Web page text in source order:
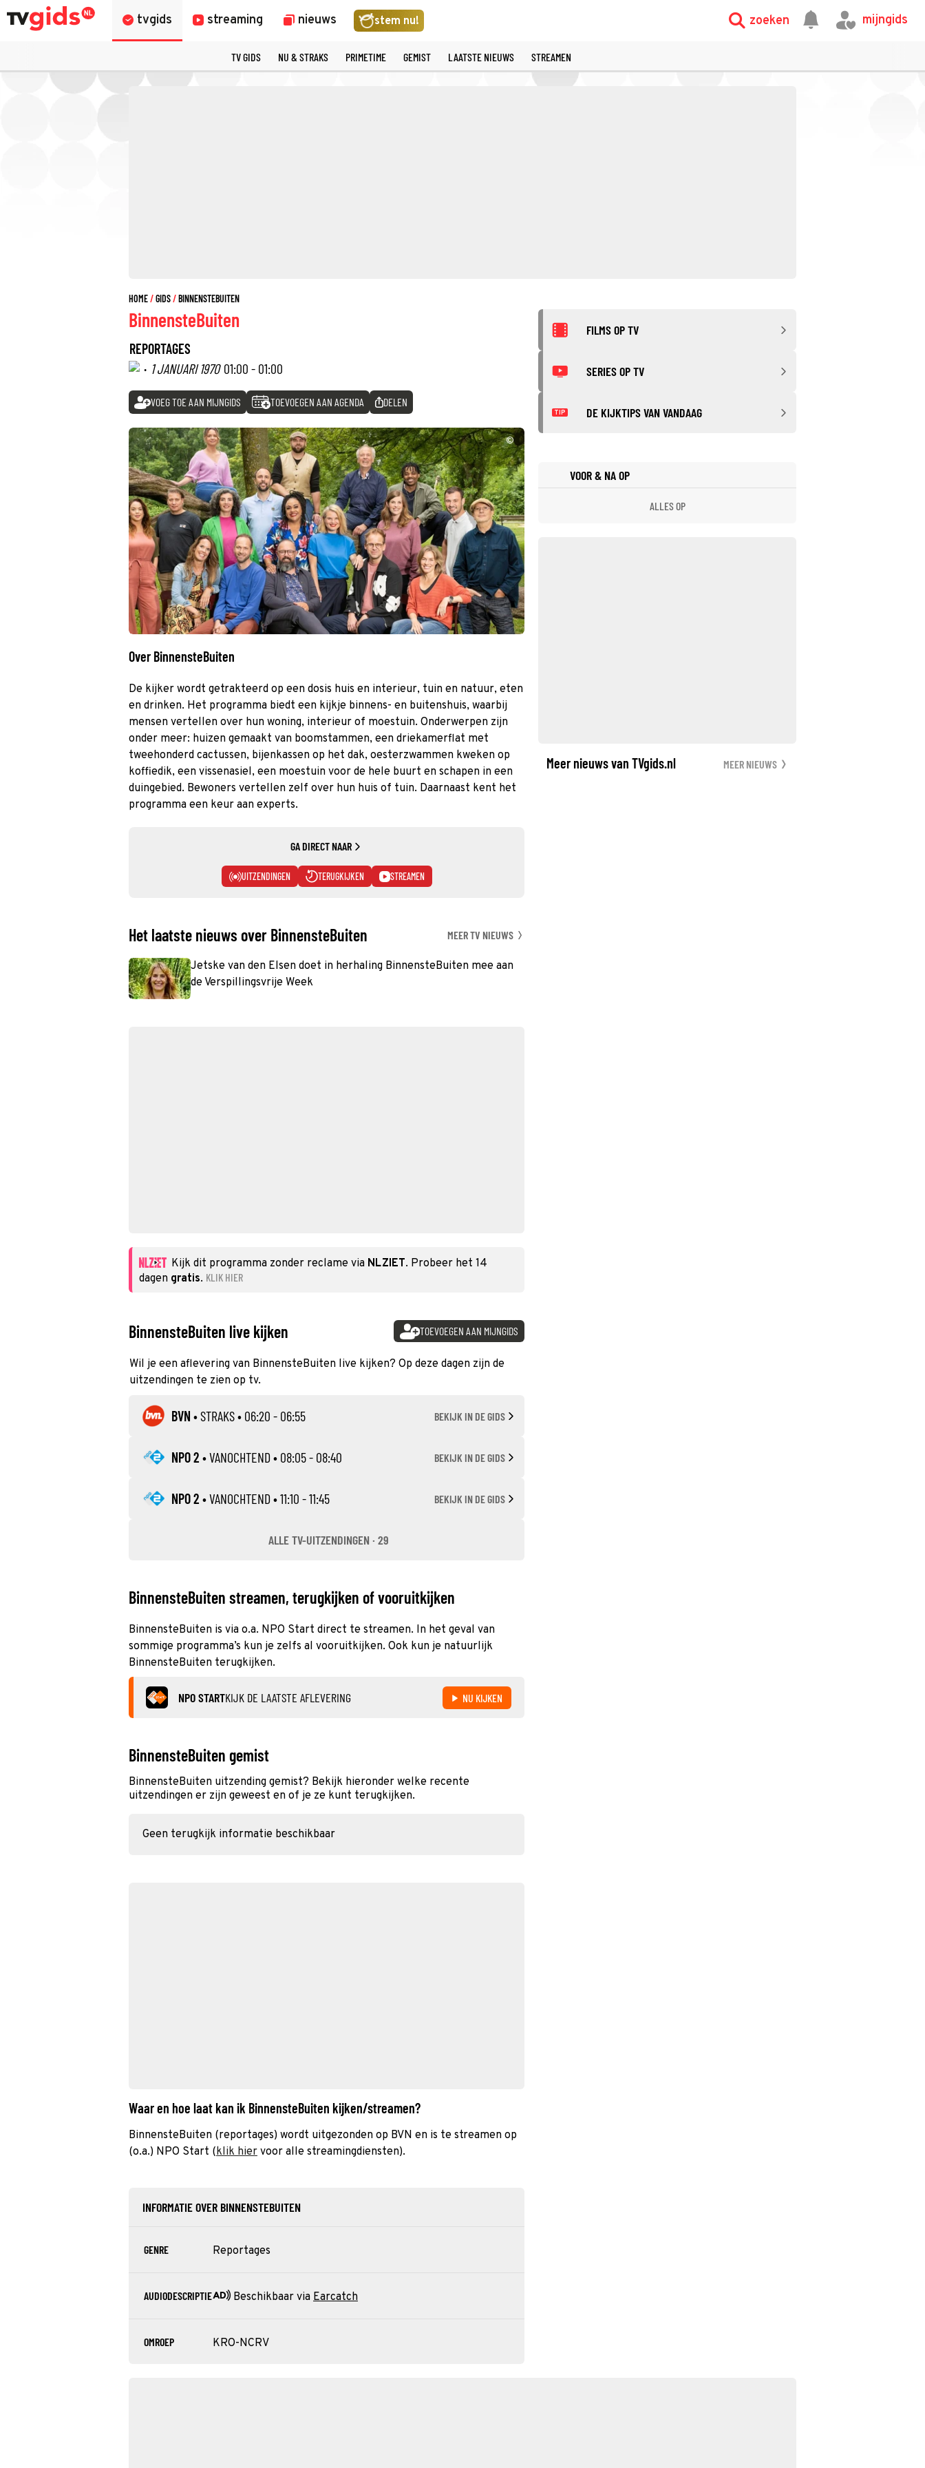
tvgids streaming nieuws stem nu! zoeken mijngids
TV GIDS NU & STRAKS PRIMETIME GEMIST LAATSTE NIEUWS STREAMEN
HOME GIDS BINNENSTEBUITEN
BinnensteBuiten
REPORTAGES
· 1 JANUARI 1970 01:00 - 01:00
VOEG TOE AAN MIJNGIDS TOEVOEGEN AAN AGENDA DELEN
©
Over BinnensteBuiten
De kijker wordt getrakteerd op een dosis huis en interieur, tuin en natuur, eten
en drinken. Het programma biedt een kijkje binnens- en buitenshuis, waarbij
mensen vertellen over hun woning, interieur of moestuin. Onderwerpen zijn
onder meer: huizen gemaakt van boomstammen, een driekamerflat met
tweehonderd cactussen, bijenkassen op het dak, oesterzwammen kweken op
koffiedik, een vissenasiel, een moestuin voor de hele buurt en schapen in een
duingebied. Bewoners vertellen zelf over hun huis of tuin. Daarnaast kent het
programma een keur aan experts.
GA DIRECT NAAR
UITZENDINGEN TERUGKIJKEN STREAMEN
Het laatste nieuws over BinnensteBuiten MEER TV NIEUWS
Jetske van den Elsen doet in herhaling BinnensteBuiten mee aan
de Verspillingsvrije Week
Kijk dit programma zonder reclame via NLZIET. Probeer het 14
dagen gratis. KLIK HIER
BinnensteBuiten live kijken TOEVOEGEN AAN MIJNGIDS
Wil je een aflevering van BinnensteBuiten live kijken? Op deze dagen zijn de
uitzendingen te zien op tv.
BVN •STRAKS• 06:20 - 06:55 BEKIJK IN DE GIDS
NPO 2 •VANOCHTEND • 08:05 - 08:40 BEKIJK IN DE GIDS
NPO 2 •VANOCHTEND • 11:10 - 11:45 BEKIJK IN DE GIDS
ALLE TV-UITZENDINGEN · 29
BinnensteBuiten streamen, terugkijken of vooruitkijken
BinnensteBuiten is via o.a. NPO Start direct te streamen. In het geval van
sommige programma’s kun je zelfs al vooruitkijken. Ook kun je natuurlijk
BinnensteBuiten terugkijken.
NPO STARTKIJK DE LAATSTE AFLEVERING NU KIJKEN
BinnensteBuiten gemist
BinnensteBuiten uitzending gemist? Bekijk hieronder welke recente
uitzendingen er zijn geweest en of je ze kunt terugkijken.
Geen terugkijk informatie beschikbaar
Waar en hoe laat kan ik BinnensteBuiten kijken/streamen?
BinnensteBuiten (reportages) wordt uitgezonden op BVN en is te streamen op
(o.a.) NPO Start (klik hier voor alle streamingdiensten).
INFORMATIE OVER BINNENSTEBUITEN
GENRE Reportages
AUDIODESCRIPTIE Beschikbaar via Earcatch
OMROEP KRO-NCRV
FILMS OP TV
SERIES OP TV
TIP DE KIJKTIPS VAN VANDAAG
VOOR & NA OP
ALLES OP
Meer nieuws van TVgids.nl MEER NIEUWS